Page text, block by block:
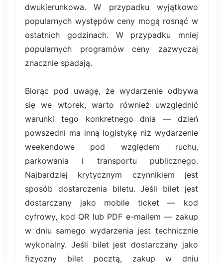
dwukierunkowa. W przypadku wyjątkowo
popularnych występów ceny mogą rosnąć w
ostatnich godzinach. W przypadku mniej
popularnych programów ceny zazwyczaj
znacznie spadają.
Biorąc pod uwagę, że wydarzenie odbywa
się we wtorek, warto również uwzględnić
warunki tego konkretnego dnia — dzień
powszedni ma inną logistykę niż wydarzenie
weekendowe pod względem ruchu,
parkowania i transportu publicznego.
Najbardziej krytycznym czynnikiem jest
sposób dostarczenia biletu. Jeśli bilet jest
dostarczany jako mobile ticket — kod
cyfrowy, kod QR lub PDF e-mailem — zakup
w dniu samego wydarzenia jest technicznie
wykonalny. Jeśli bilet jest dostarczany jako
fizyczny bilet pocztą, zakup w dniu